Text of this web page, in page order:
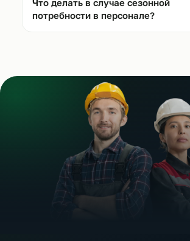
Что делать в случае сезонной
потребности в персонале?